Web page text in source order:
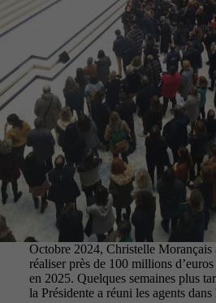
Octobre 2024, Christelle
réaliser près de 100 millions
en 2025. Quelques semaines plus
la Présidente a réuni les agents